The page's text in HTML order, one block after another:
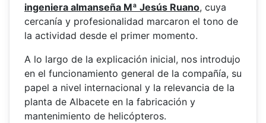
ingeniera almanseña Mª Jesús Ruano, cuya
cercanía y profesionalidad marcaron el tono de
la actividad desde el primer momento.
A lo largo de la explicación inicial, nos introdujo
en el funcionamiento general de la compañía, su
papel a nivel internacional y la relevancia de la
planta de Albacete en la fabricación y
mantenimiento de helicópteros.